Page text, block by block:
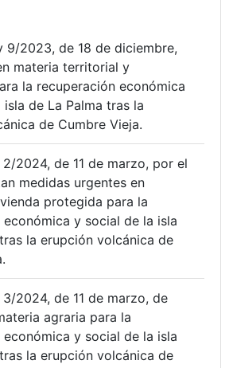
9/2023, de 18 de diciembre,
materia territorial y
la recuperación económica
de La Palma tras la
de Cumbre Vieja.
2024, de 11 de marzo, por el
medidas urgentes en
protegida para la
y social de la isla
la erupción volcánica de
2024, de 11 de marzo, de
agraria para la
y social de la isla
la erupción volcánica de